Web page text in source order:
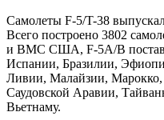
Самолеты F-5/T-38
Всего построено 3802
и ВМС США, F-5A/B
Испании, Бразилии,
Ливии, Малайзии,
Саудовской Аравии,
Вьетнаму.